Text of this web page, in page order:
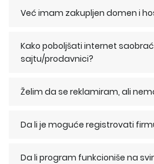
Već imam zakupljen domen i
Kako poboljšati internet
sajtu/prodavnici?
Želim da se reklamiram, ali
Da li je moguće registrovati
Da li program funkcioniše na